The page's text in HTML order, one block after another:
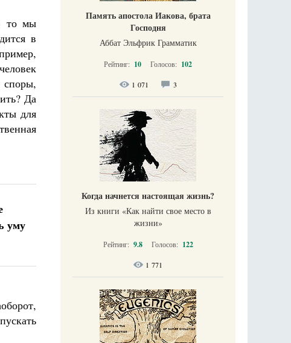
то мы
в
споры,
Да
для
уму
Память апостола Иакова, брата
Господня
Аббат Эльфрик Грамматик
Рейтинг: 10 Голосов: 102
1 071 3
Когда начнется настоящая жизнь?
Из книги «Как найти свое место в
жизни​»
Рейтинг: 9.8 Голосов: 122
1 771